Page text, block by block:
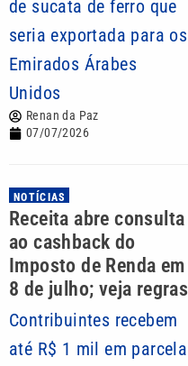
de sucata de ferro que
seria exportada para os
Emirados Árabes
Unidos
Renan da Paz
07/07/2026
NOTÍCIAS
Receita abre consulta
ao cashback do
Imposto de Renda em
8 de julho; veja regras
Contribuintes recebem
até R$ 1 mil em parcela